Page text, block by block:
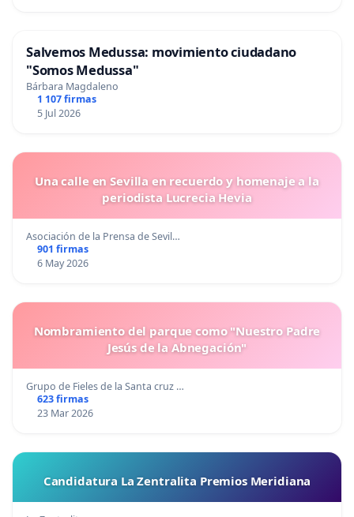
Salvemos Medussa: movimiento ciudadano
"Somos Medussa"
Bárbara Magdaleno
1 107 firmas
5 Jul 2026
Una calle en Sevilla en recuerdo y homenaje a la
periodista Lucrecia Hevia
Asociación de la Prensa de Sevil…
901 firmas
6 May 2026
Nombramiento del parque como "Nuestro Padre
Jesús de la Abnegación"
Grupo de Fieles de la Santa cruz …
623 firmas
23 Mar 2026
Candidatura La Zentralita Premios Meridiana